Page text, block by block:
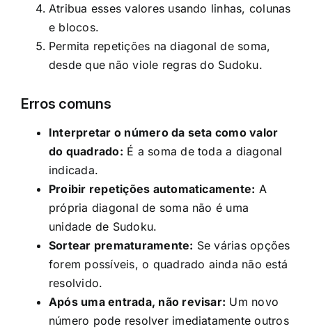
Atribua esses valores usando linhas, colunas
e blocos.
Permita repetições na diagonal de soma,
desde que não viole regras do Sudoku.
Erros comuns
Interpretar o número da seta como valor
do quadrado: É a soma de toda a diagonal
indicada.
Proibir repetições automaticamente: A
própria diagonal de soma não é uma
unidade de Sudoku.
Sortear prematuramente: Se várias opções
forem possíveis, o quadrado ainda não está
resolvido.
Após uma entrada, não revisar: Um novo
número pode resolver imediatamente outros